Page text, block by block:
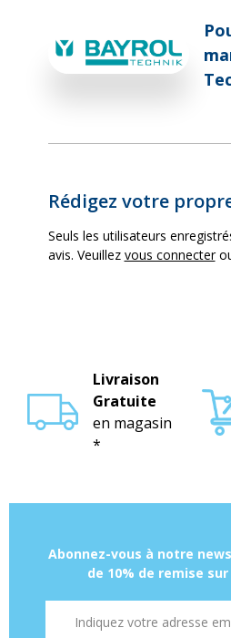
Rédigez votre
Seuls les utilisateurs
avis. Veuillez vous connecter
Livraison
Gratuite
en magasin
*
Abonnez-vous à notre
de 10% de remise